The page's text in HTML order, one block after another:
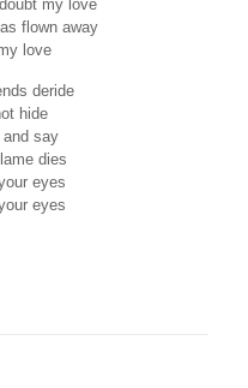
my love
flown away
love
deride
hide
say
dies
eyes
eyes